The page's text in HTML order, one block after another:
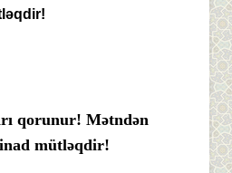
qorunur! Mətndən
mütləqdir!